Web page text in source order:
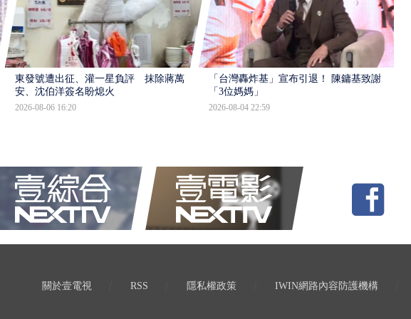
東發號遭出征、灌一星負評 抹除蔣萬
安、沈伯洋簽名盼熄火
2026-08-06 16:20
「台灣轟炸基」宣布引退！ 陳鏞基致謝
「3位媽媽」
2026-08-04 22:59
關於壹電視 RSS 隱私權政策 IWIN網路內容防護機構